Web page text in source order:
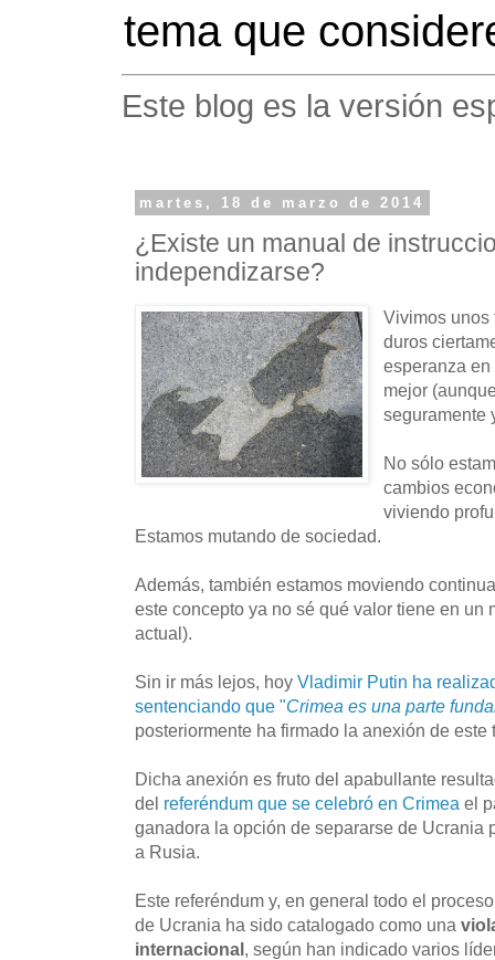
tema que
Este blog es la versión
martes, 18 de marzo de 2014
¿Existe un manual de
independizarse?
Vivimos unos
duros
esperanza
mejor
seguramente
No sólo
cambios
viviendo
Estamos mutando de sociedad.
Además, también estamos moviendo
este concepto ya no sé qué valor tiene en un
actual).
Sin ir más lejos, hoy Vladimir Putin ha
sentenciando que "Crimea es una parte
posteriormente ha firmado la anexión de este
Dicha anexión es fruto del apabullante
del referéndum que se celebró en Crimea el
ganadora la opción de separarse de Ucrania
a Rusia.
Este referéndum y, en general todo el
de Ucrania ha sido catalogado como una
internacional, según han indicado varios